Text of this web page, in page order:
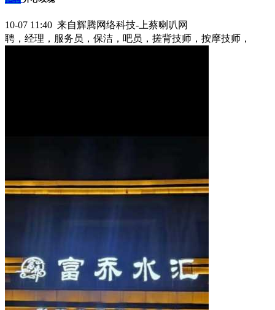
10-07 11:40 来自辉腾网络科技-上蔡喇叭网
聘，经理，服务员，保洁，吧员，搓背技师，按摩技师，